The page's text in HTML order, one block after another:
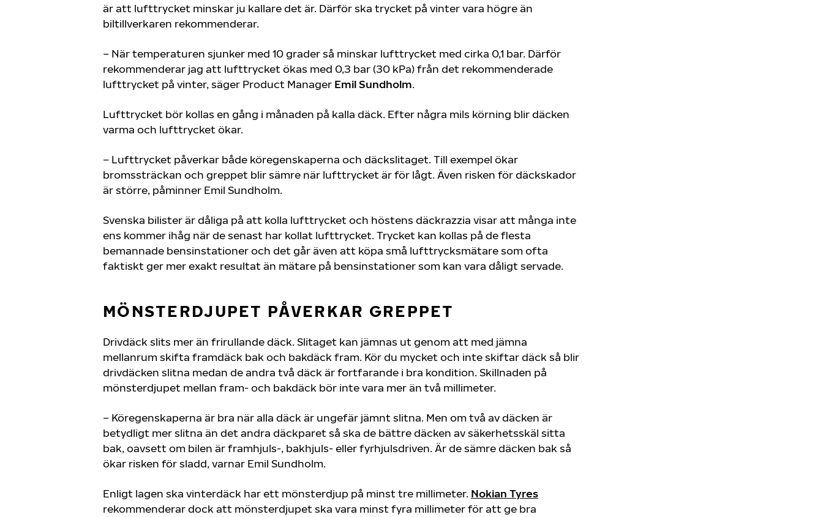
är att lufttrycket minskar ju kallare det är. Därför ska trycket på vinter vara högre än
biltillverkaren rekommenderar.
– När temperaturen sjunker med 10 grader så minskar lufttrycket med cirka 0,1 bar. Därför
rekommenderar jag att lufttrycket ökas med 0,3 bar (30 kPa) från det rekommenderade
lufttrycket på vinter, säger Product Manager Emil Sundholm.
Lufttrycket bör kollas en gång i månaden på kalla däck. Efter några mils körning blir däcken
varma och lufttrycket ökar.
– Lufttrycket påverkar både köregenskaperna och däckslitaget. Till exempel ökar
bromssträckan och greppet blir sämre när lufttrycket är för lågt. Även risken för däckskador
är större, påminner Emil Sundholm.
Svenska bilister är dåliga på att kolla lufttrycket och höstens däckrazzia visar att många inte
ens kommer ihåg när de senast har kollat lufttrycket. Trycket kan kollas på de flesta
bemannade bensinstationer och det går även att köpa små lufttrycksmätare som ofta
faktiskt ger mer exakt resultat än mätare på bensinstationer som kan vara dåligt servade.
MÖNSTERDJUPET PÅVERKAR GREPPET
Drivdäck slits mer än frirullande däck. Slitaget kan jämnas ut genom att med jämna
mellanrum skifta framdäck bak och bakdäck fram. Kör du mycket och inte skiftar däck så blir
drivdäcken slitna medan de andra två däck är fortfarande i bra kondition. Skillnaden på
mönsterdjupet mellan fram- och bakdäck bör inte vara mer än två millimeter.
– Köregenskaperna är bra när alla däck är ungefär jämnt slitna. Men om två av däcken är
betydligt mer slitna än det andra däckparet så ska de bättre däcken av säkerhetsskäl sitta
bak, oavsett om bilen är framhjuls-, bakhjuls- eller fyrhjulsdriven. Är de sämre däcken bak så
ökar risken för sladd, varnar Emil Sundholm.
Enligt lagen ska vinterdäck har ett mönsterdjup på minst tre millimeter. Nokian Tyres
rekommenderar dock att mönsterdjupet ska vara minst fyra millimeter för att ge bra